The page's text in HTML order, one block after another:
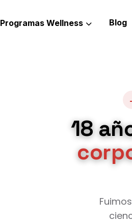
Programas Wellness Blog
18